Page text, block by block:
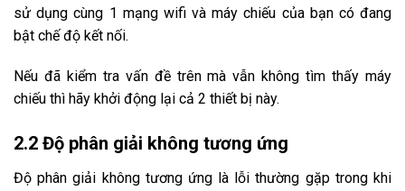
sử dụng cùng 1 mạng wifi và máy chiếu của bạn có đang
bật chế độ kết nối.
Nếu đã kiểm tra vấn đề trên mà vẫn không tìm thấy máy
chiếu thì hãy khởi động lại cả 2 thiết bị này.
2.2 Độ phân giải không tương ứng
Độ phân giải không tương ứng là lỗi thường gặp trong khi